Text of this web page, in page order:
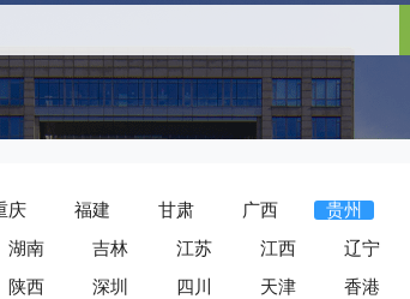
庆 福建 甘肃 广西
贵州
湖南 吉林 江苏 江西
辽宁
陕西 深圳 四川 天津
香港